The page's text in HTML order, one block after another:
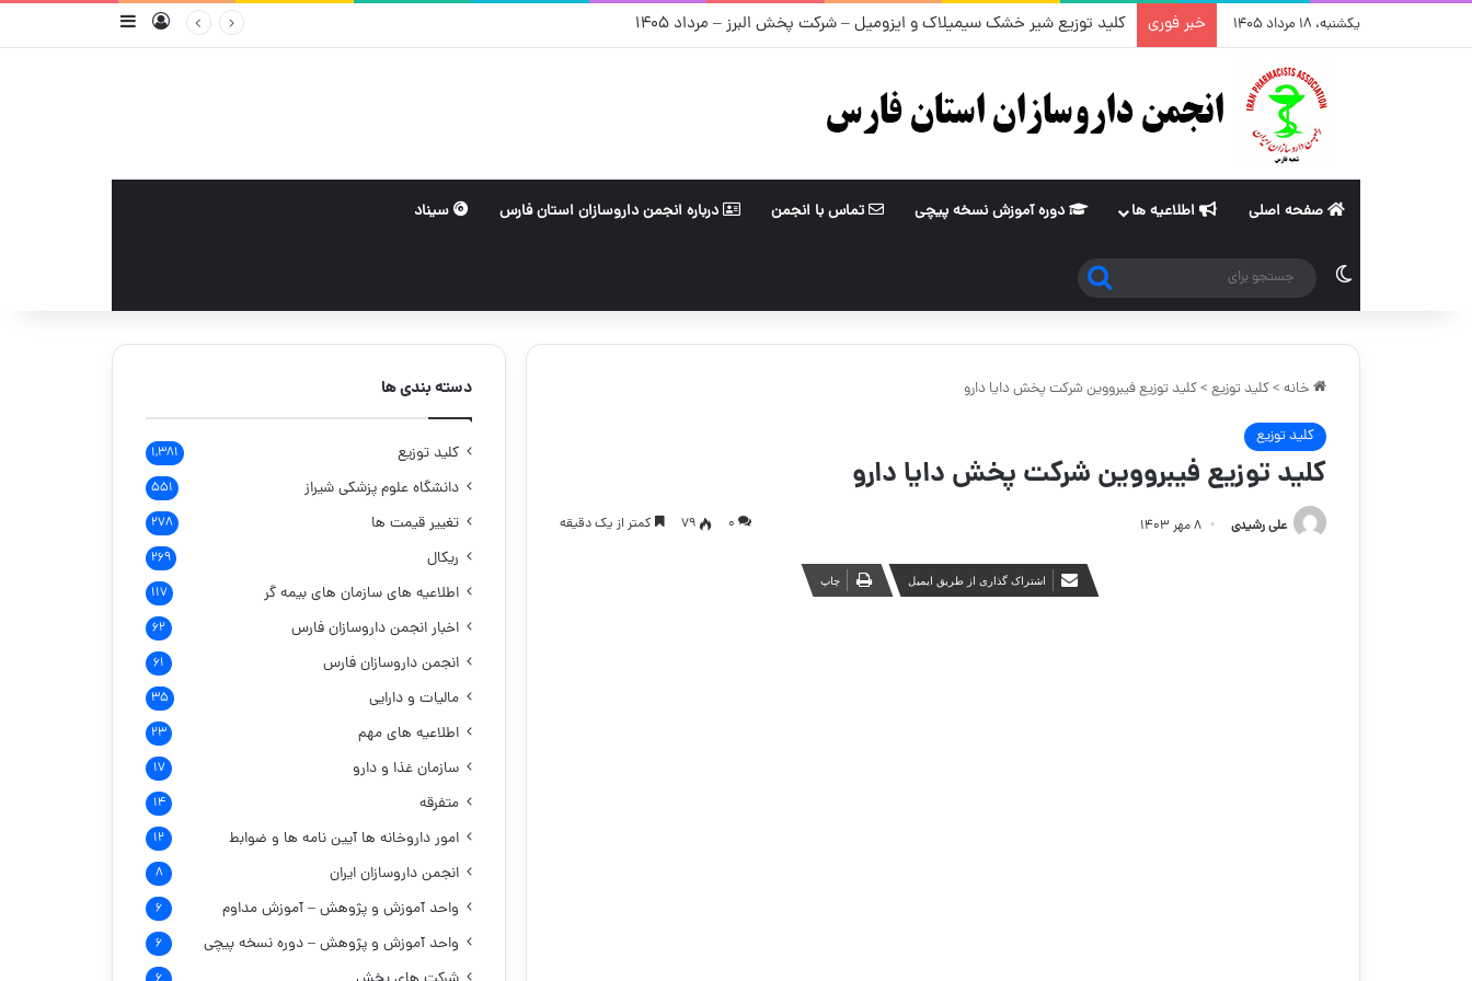
یکشنبه، ۱۸ مرداد ۱۴۰۵ خبر فوری کلید توزیع شیر خشک آپتامیل پپتی ۲ – شرکت پخش هجرت – مرداد ۱۴۰۵ ورودسایدبار
صفحه اصلی اطلاعیه ها دوره آموزش نسخه پیچی تماس با انجمن درباره انجمن داروسازان استان فارس سیناد
تغییر پوسته
جستجو
برای
خانه >کلید توزیع >کلید توزیع فیبرووین شرکت پخش دایا دارو
کلید توزیع
کلید توزیع فیبرووین شرکت پخش دایا دارو
علی رشیدی ۸ مهر ۱۴۰۳ ۰ 79 کمتر از یک دقیقه
اشتراک گذاری از طریق ایمیل چاپ
دسته بندی ها
کلید توزیع ۱,۳۸۱
دانشگاه علوم پزشکی شیراز ۵۵۱
تغییر قیمت ها ۲۷۸
ریکال ۲۶۹
اطلاعیه های سازمان های بیمه گر ۱۱۷
اخبار انجمن داروسازان فارس ۶۲
انجمن داروسازان فارس ۶۱
مالیات و دارایی ۳۵
اطلاعیه های مهم ۲۳
سازمان غذا و دارو ۱۷
متفرقه ۱۴
امور داروخانه هاآیین نامه ها و ضوابط ۱۲
انجمن داروسازان ایران ۸
واحد آموزش و پژوهش – آموزش مداوم ۶
واحد آموزش و پژوهش – دوره نسخه پیچی ۶